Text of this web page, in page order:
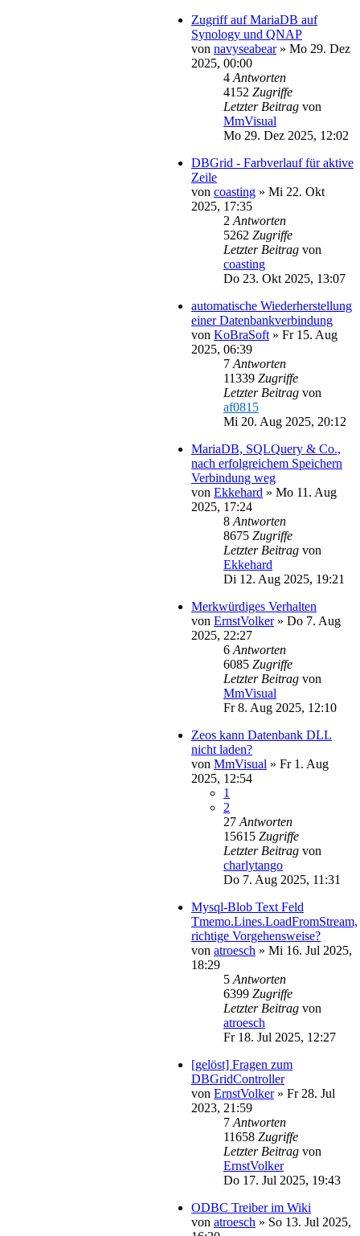
Zugriff auf MariaDB auf
Synology und QNAP
von navyseabear» Mo 29. Dez
2025, 00:00
4 Antworten
4152 Zugriffe
Letzter Beitrag von
MmVisual
Mo 29. Dez 2025, 12:02
DBGrid - Farbverlauf für aktive
Zeile
von coasting » Mi 22. Okt
2025, 17:35
2 Antworten
5262 Zugriffe
Letzter Beitrag von
coasting
Do 23. Okt 2025, 13:07
automatische Wiederherstellung
einer Datenbankverbindung
von KoBraSoft » Fr 15. Aug
2025, 06:39
7 Antworten
11339 Zugriffe
Letzter Beitrag von
af0815
Mi 20. Aug 2025, 20:12
MariaDB, SQLQuery & Co.,
nach erfolgreichem Speichern
Verbindung weg
von Ekkehard » Mo 11. Aug
2025, 17:24
8 Antworten
8675 Zugriffe
Letzter Beitrag von
Ekkehard
Di 12. Aug 2025, 19:21
Merkwürdiges Verhalten
von ErnstVolker» Do 7. Aug
2025, 22:27
6 Antworten
6085 Zugriffe
Letzter Beitrag von
MmVisual
Fr 8. Aug 2025, 12:10
Zeos kann Datenbank DLL
nicht laden?
von MmVisual » Fr 1. Aug
2025, 12:54
1
2
27 Antworten
15615 Zugriffe
Letzter Beitrag von
charlytango
Do 7. Aug 2025, 11:31
Mysql-Blob Text Feld
Tmemo.Lines.LoadFromStream,
richtige Vorgehensweise?
von atroesch » Mi 16. Jul 2025,
18:29
5 Antworten
6399 Zugriffe
Letzter Beitrag von
atroesch
Fr 18. Jul 2025, 12:27
[gelöst] Fragen zum
DBGridController
von ErnstVolker» Fr 28. Jul
2023, 21:59
7 Antworten
11658 Zugriffe
Letzter Beitrag von
ErnstVolker
Do 17. Jul 2025, 19:43
ODBC Treiber im Wiki
von atroesch » So 13. Jul 2025,